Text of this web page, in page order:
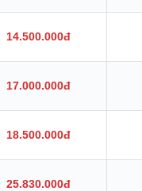
14.500.000đ
17.000.000đ
18.500.000đ
25.830.000đ